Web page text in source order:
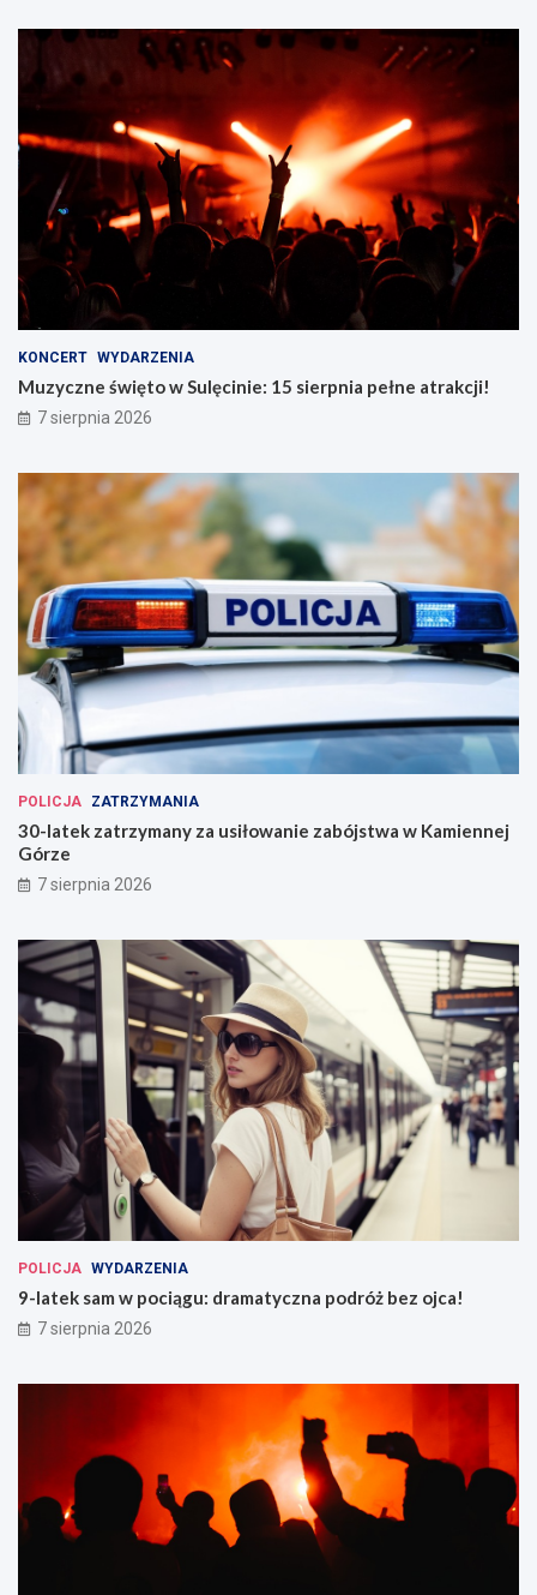
KONCERT WYDARZENIA
Muzyczne święto w Sulęcinie: 15 sierpnia pełne atrakcji!
7 sierpnia 2026
POLICJA ZATRZYMANIA
30-latek zatrzymany za usiłowanie zabójstwa w Kamiennej
Górze
7 sierpnia 2026
POLICJA WYDARZENIA
9-latek sam w pociągu: dramatyczna podróż bez ojca!
7 sierpnia 2026